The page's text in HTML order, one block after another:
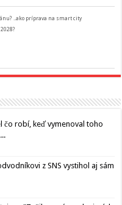
..ako príprava na smart city
čo robí, keď vymenoval toho
z SNS vystihol aj sám